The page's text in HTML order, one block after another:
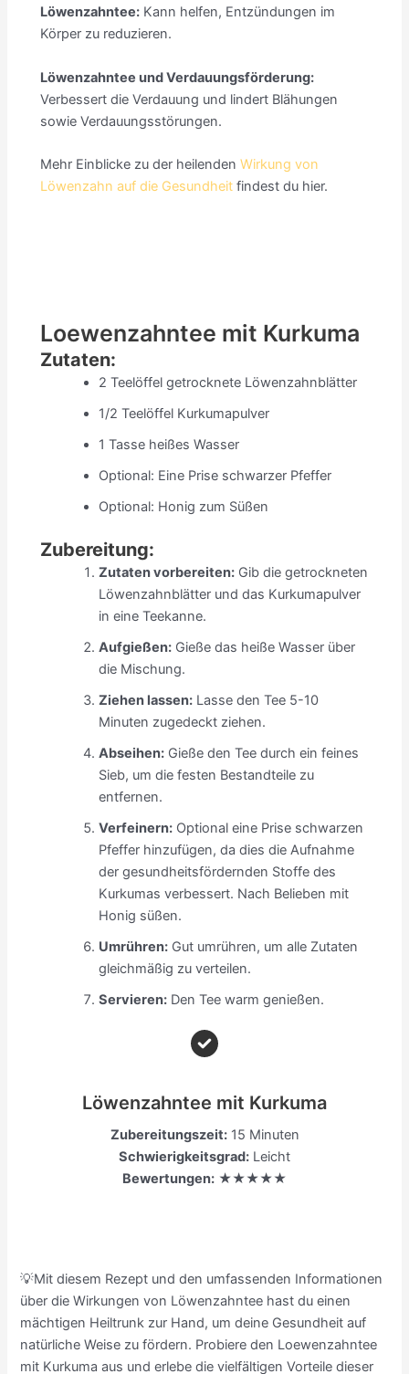
Löwenzahntee: Kann helfen, Entzündungen im
Körper zu reduzieren.
Löwenzahntee und Verdauungsförderung:
Verbessert die Verdauung und lindert Blähungen
sowie Verdauungsstörungen.
Mehr Einblicke zu der heilendenWirkung von
Löwenzahn auf die Gesundheit findest du hier.
Loewenzahntee mit Kurkuma
Zutaten:
2 Teelöffel getrocknete Löwenzahnblätter
1/2 Teelöffel Kurkumapulver
1 Tasse heißes Wasser
Optional: Eine Prise schwarzer Pfeffer
Optional: Honig zum Süßen
Zubereitung:
Zutaten vorbereiten: Gib die getrockneten
Löwenzahnblätter und das Kurkumapulver
in eine Teekanne.
Aufgießen: Gieße das heiße Wasser über
die Mischung.
Ziehen lassen: Lasse den Tee 5-10
Minuten zugedeckt ziehen.
Abseihen: Gieße den Tee durch ein feines
Sieb, um die festen Bestandteile zu
entfernen.
Verfeinern: Optional eine Prise schwarzen
Pfeffer hinzufügen, da dies die Aufnahme
der gesundheitsfördernden Stoffe des
Kurkumas verbessert. Nach Belieben mit
Honig süßen.
Umrühren: Gut umrühren, um alle Zutaten
gleichmäßig zu verteilen.
Servieren: Den Tee warm genießen.
Löwenzahntee mit Kurkuma
Zubereitungszeit:15 Minuten
Schwierigkeitsgrad: Leicht
Bewertungen: ★★★★★
💡Mit diesem Rezept und den umfassenden Informationen
über die Wirkungen von Löwenzahntee hast du einen
mächtigen Heiltrunk zur Hand, um deine Gesundheit auf
natürliche Weise zu fördern. Probiere den Loewenzahntee
mit Kurkuma aus und erlebe die vielfältigen Vorteile dieser